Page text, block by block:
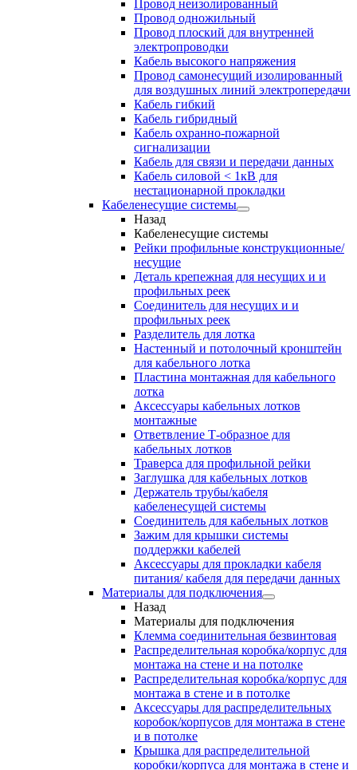
Провод неизолированный
Провод одножильный
Провод плоский для внутренней
электропроводки
Кабель высокого напряжения
Провод самонесущий изолированный
для воздушных линий электропередачи
Кабель гибкий
Кабель гибридный
Кабель охранно-пожарной
сигнализации
Кабель для связи и передачи данных
Кабель силовой < 1кВ для
нестационарной прокладки
Кабеленесущие системы
Назад
Кабеленесущие системы
Рейки профильные конструкционные/
несущие
Деталь крепежная для несущих и и
профильных реек
Соединитель для несущих и и
профильных реек
Разделитель для лотка
Настенный и потолочный кронштейн
для кабельного лотка
Пластина монтажная для кабельного
лотка
Аксессуары кабельных лотков
монтажные
Ответвление Т-образное для
кабельных лотков
Траверса для профильной рейки
Заглушка для кабельных лотков
Держатель трубы/кабеля
кабеленесущей системы
Соединитель для кабельных лотков
Зажим для крышки системы
поддержки кабелей
Аксессуары для прокладки кабеля
питания/ кабеля для передачи данных
Материалы для подключения
Назад
Материалы для подключения
Клемма соединительная безвинтовая
Распределительная коробка/корпус для
монтажа на стене и на потолке
Распределительная коробка/корпус для
монтажа в стене и в потолке
Аксессуары для распределительных
коробок/корпусов для монтажа в стене
и в потолке
Крышка для распределительной
коробки/корпуса для монтажа в стене и